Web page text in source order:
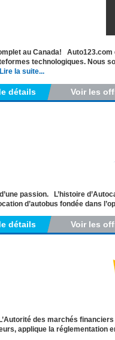
au Canada!
technologiques. Nous
Lire la suite...
détails Voir les
passion. L’histoire
d’autobus fondée dans
détails Voir les
des marchés
applique la réglementation